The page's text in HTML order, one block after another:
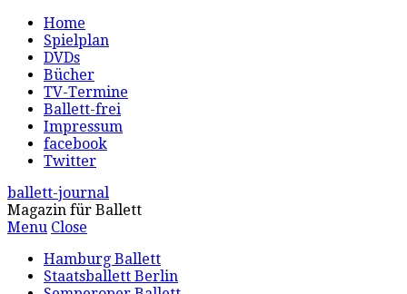
Home
Spielplan
DVDs
Bücher
TV-Termine
Ballett-frei
Impressum
facebook
Twitter
ballett-journal
Magazin für Ballett
Menu Close
Hamburg Ballett
Staatsballett Berlin